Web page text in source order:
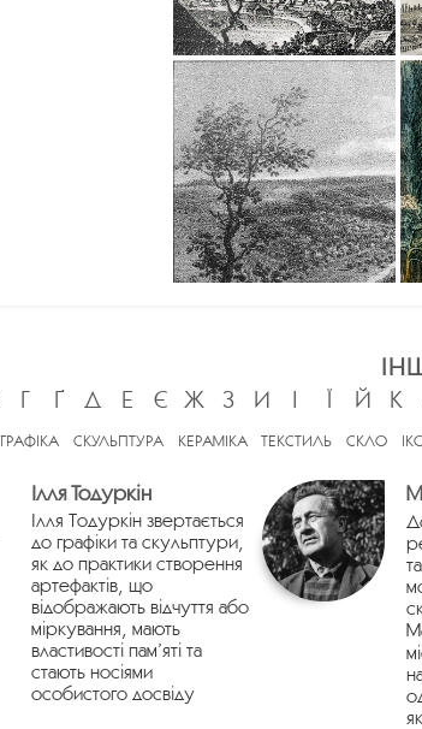
Г Ґ Д Е Є Ж З И І Ї Й К
ГРАФІКА СКУЛЬПТУРА КЕРАМІКА ТЕКСТИЛЬ СКЛО
Ілля Тодуркін
Ілля Тодуркін звертається
до графіки та скульптури,
як до практики створення
артефактів, що
відображають відчуття або
міркування, мають
властивості пам’яті та
стають носіями
особистого досвіду